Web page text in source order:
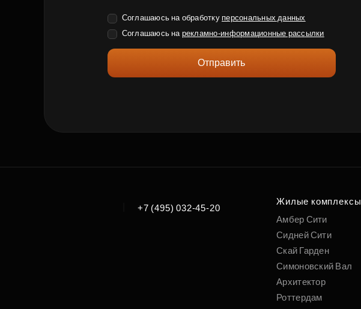
Соглашаюсь на обработку персональных данных
Соглашаюсь на рекламно-информационные рассылки
Отправить
+7 (495) 032-45-20
Жилые комплексы
Амбер Сити
Сидней Сити
Скай Гарден
Симоновский Вал
Архитектор
Роттердам